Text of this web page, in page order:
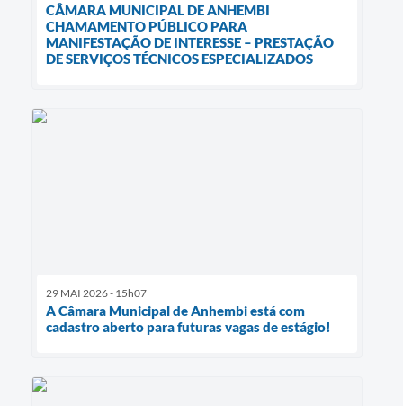
CÂMARA MUNICIPAL DE ANHEMBI
CHAMAMENTO PÚBLICO PARA
MANIFESTAÇÃO DE INTERESSE – PRESTAÇÃO
DE SERVIÇOS TÉCNICOS ESPECIALIZADOS
29 MAI 2026 - 15h07
A Câmara Municipal de Anhembi está com
cadastro aberto para futuras vagas de estágio!